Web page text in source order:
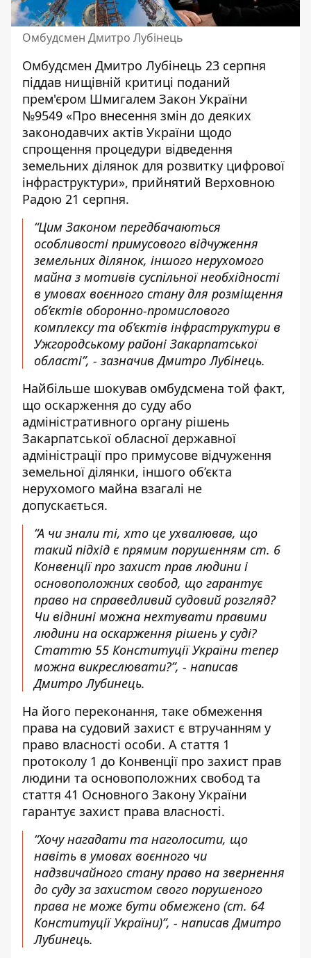
Омбудсмен Дмитро Лубінець
Омбудсмен Дмитро Лубінець 23 серпня
піддав нищівній критиці поданий
прем'єром Шмигалем Закон України
№9549 «Про внесення змін до деяких
законодавчих актів України щодо
спрощення процедури відведення
земельних ділянок для розвитку цифрової
інфраструктури», прийнятий Верховною
Радою 21 серпня.
“Цим Законом передбачаються
особливості примусового відчуження
земельних ділянок, іншого нерухомого
майна з мотивів суспільної необхідності
в умовах воєнного стану для розміщення
об’єктів оборонно-промислового
комплексу та об’єктів інфраструктури в
Ужгородському районі Закарпатської
області”, - зазначив Дмитро Лубінець.
Найбільше шокував омбудсмена той факт,
що оскарження до суду або
адміністративного органу рішень
Закарпатської обласної державної
адміністрації про примусове відчуження
земельної ділянки, іншого об’єкта
нерухомого майна взагалі не
допускається.
“А чи знали ті, хто це ухвалював, що
такий підхід є прямим порушенням ст. 6
Конвенції про захист прав людини і
основоположних свобод, що гарантує
право на справедливий судовий розгляд?
Чи віднині можна нехтувати правими
людини на оскарження рішень у суді?
Статтю 55 Конституції України тепер
можна викреслювати?”, - написав
Дмитро Лубинець.
На його переконання, таке обмеження
права на судовий захист є втручанням у
право власності особи. А стаття 1
протоколу 1 до Конвенції про захист прав
людини та основоположних свобод та
стаття 41 Основного Закону України
гарантує захист права власності.
“Хочу нагадати та наголосити, що
навіть в умовах воєнного чи
надзвичайного стану право на звернення
до суду за захистом свого порушеного
права не може бути обмежено (ст. 64
Конституції України)”, - написав Дмитро
Лубинець.